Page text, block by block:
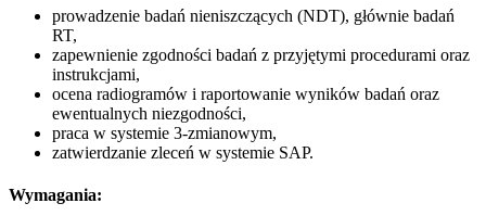
prowadzenie badań nieniszczących (NDT), głównie badań
RT,
zapewnienie zgodności badań z przyjętymi procedurami oraz
instrukcjami,
ocena radiogramów i raportowanie wyników badań oraz
ewentualnych niezgodności,
praca w systemie 3-zmianowym,
zatwierdzanie zleceń w systemie SAP.
Wymagania: